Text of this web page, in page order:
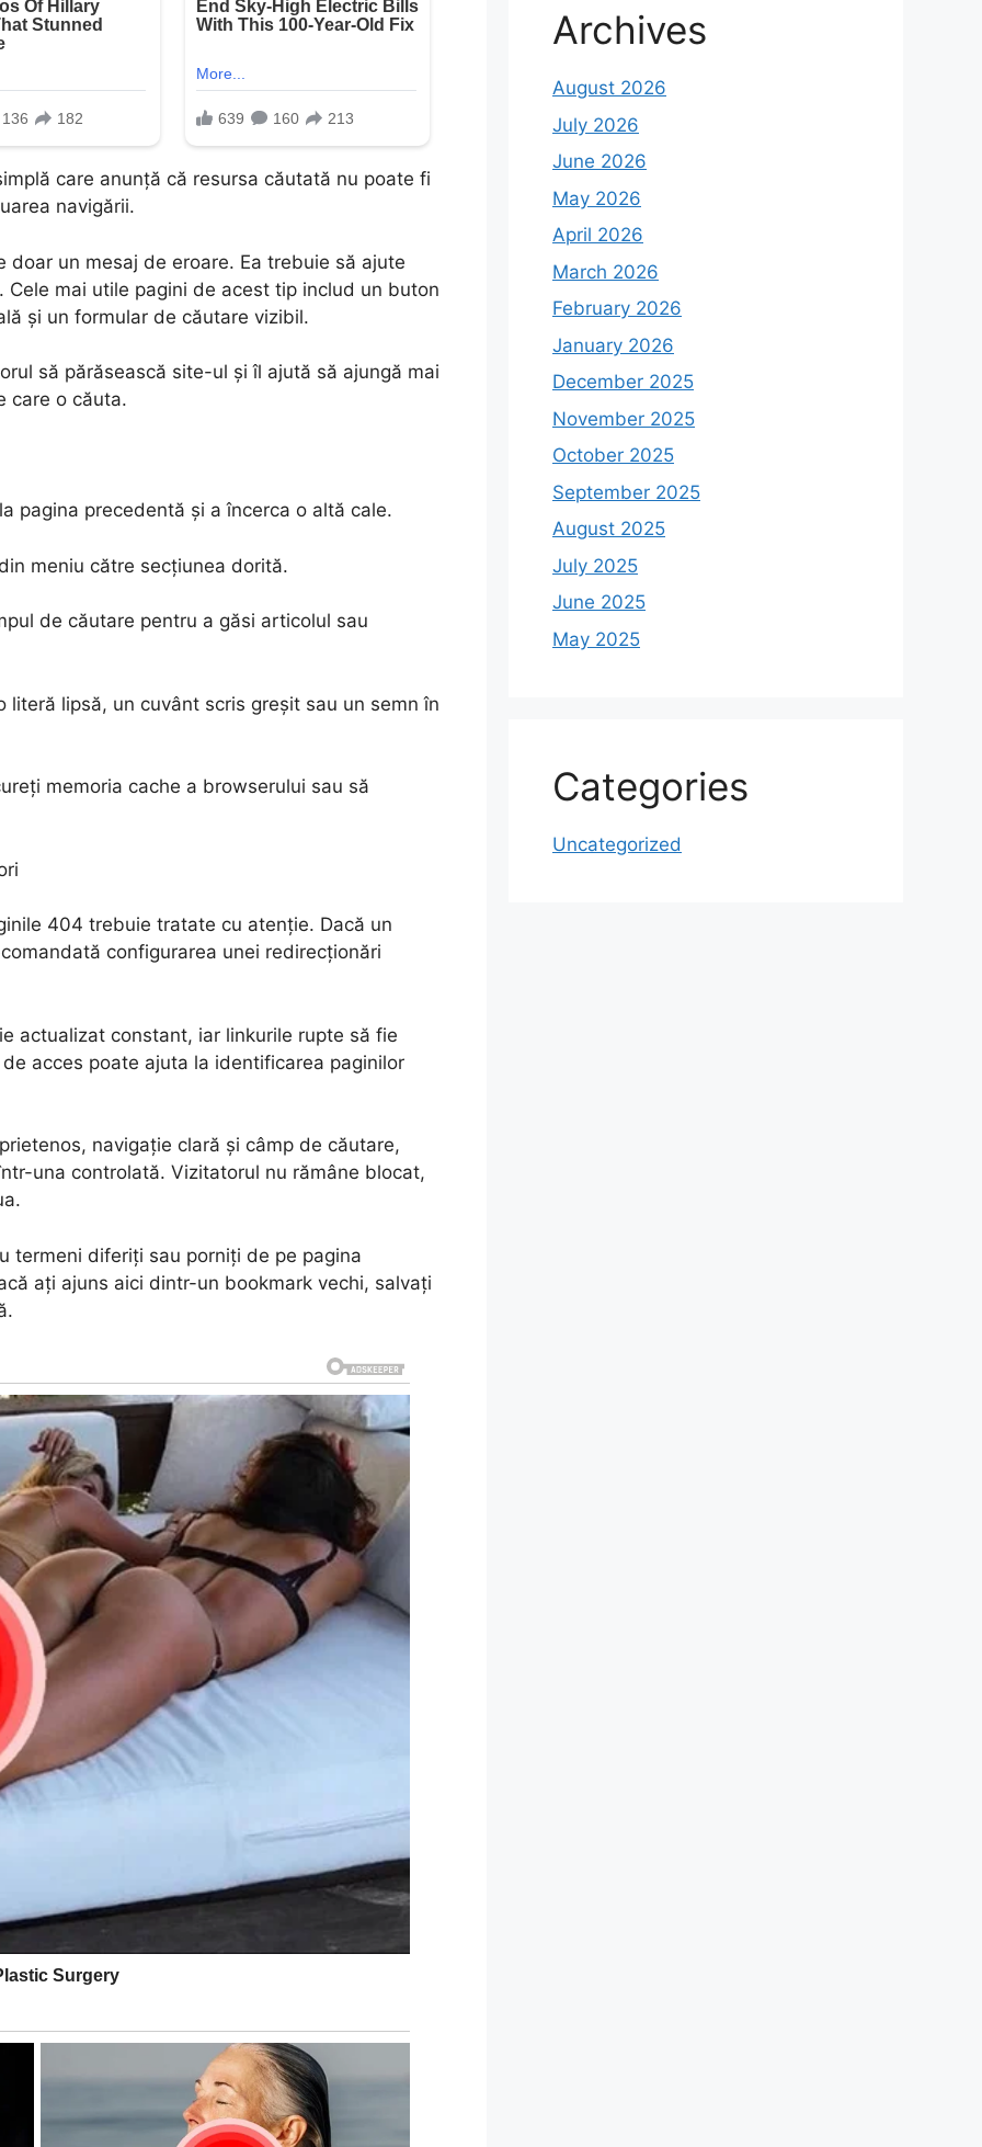
care anunță că resursa căutată nu poate fi
navigării.
un mesaj de eroare. Ea trebuie să ajute
mai utile pagini de acest tip includ un buton
și un formular de căutare vizibil.
să părăsească site-ul și îl ajută să ajungă mai
care o căuta.
pagina precedentă și a încerca o altă cale.
meniu către secțiunea dorită.
de căutare pentru a găsi articolul sau
lipsă, un cuvânt scris greșit sau un semn în
memoria cache a browserului sau să
404 trebuie tratate cu atenție. Dacă un
configurarea unei redirecționări
actualizat constant, iar linkurile rupte să fie
acces poate ajuta la identificarea paginilor
navigație clară și câmp de căutare,
una controlată. Vizitatorul nu rămâne blocat,
termeni diferiți sau porniți de pe pagina
ați ajuns aici dintr-un bookmark vechi, salvați
Archives
August 2026
July 2026
June 2026
May 2026
April 2026
March 2026
February 2026
January 2026
December 2025
November 2025
October 2025
September 2025
August 2025
July 2025
June 2025
May 2025
Categories
Uncategorized